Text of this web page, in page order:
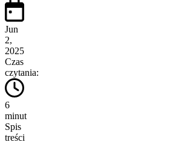
Jun
2,
2025
Czas
czytania:
6
minut
Spis
treści